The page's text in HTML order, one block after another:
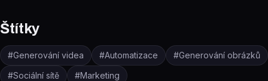
Štítky
#Generování videa #Automatizace #Generování obrázků
#Sociální sítě #Marketing